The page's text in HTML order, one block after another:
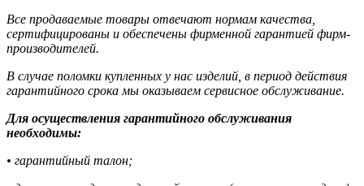
Все продаваемые товары отвечают нормам качества,
сертифицированы и обеспечены фирменной гарантией фирм-
производителей.
В случае поломки купленных у нас изделий, в период действия
гарантийного срока мы оказываем сервисное обслуживание.
Для осуществления гарантийного обслуживания
необходимы:
• гарантийный талон;